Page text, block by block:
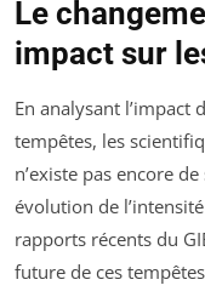
Le
impact sur
En analysant l’impact
tempêtes, les
n’existe pas encore
évolution de
rapports récents du
future de ces